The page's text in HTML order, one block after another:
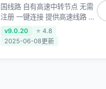
国线路 自有高速中转节点 无需
注册 一键连接 提供高速线路 应
用内直达视频音乐app,快人一
步 应用模式 App互不干扰 不间
v9.0.20
⭐ 4.8
2025-06-08更新